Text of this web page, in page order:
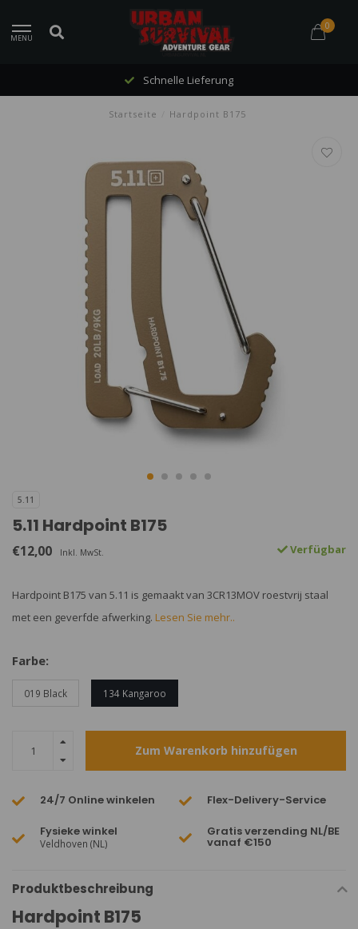
MENU
0
Schnelle Lieferung
Startseite Hardpoint B175
5.11
5.11 Hardpoint B175
€12,00 Inkl. MwSt. Verfügbar
Hardpoint B175 van 5.11 is gemaakt van 3CR13MOV roestvrij staal
met een geverfde afwerking. Lesen Sie mehr..
Farbe:
019 Black 134 Kangaroo
Zum Warenkorb hinzufügen
24/7 Online winkelen Flex-Delivery-Service
Fysieke winkel
Veldhoven (NL)
Gratis verzending NL/BE
vanaf €150
Produktbeschreibung
Hardpoint B175